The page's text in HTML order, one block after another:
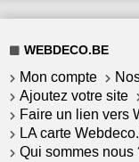
WEBDECO.BE
Mon compte
Ajoutez votre site
Faire un lien vers
LA carte
Qui sommes nous